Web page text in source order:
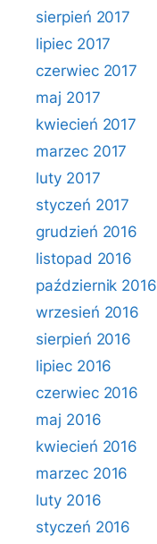
sierpień 2017
lipiec 2017
czerwiec 2017
maj 2017
kwiecień 2017
marzec 2017
luty 2017
styczeń 2017
grudzień 2016
listopad 2016
październik 2016
wrzesień 2016
sierpień 2016
lipiec 2016
czerwiec 2016
maj 2016
kwiecień 2016
marzec 2016
luty 2016
styczeń 2016